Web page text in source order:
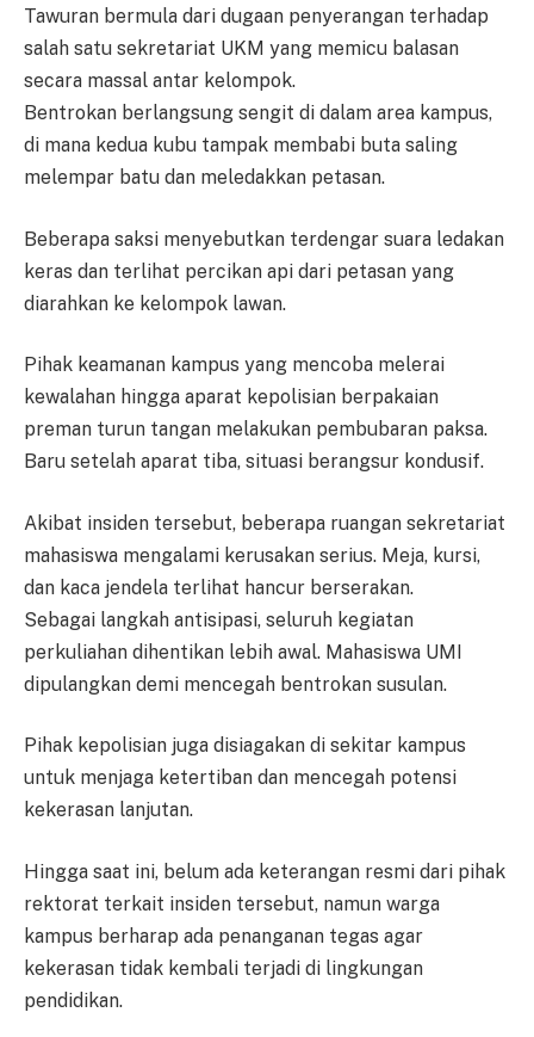
Tawuran bermula dari dugaan penyerangan terhadap
salah satu sekretariat UKM yang memicu balasan
secara massal antar kelompok.
Bentrokan berlangsung sengit di dalam area kampus,
di mana kedua kubu tampak membabi buta saling
melempar batu dan meledakkan petasan.
Beberapa saksi menyebutkan terdengar suara ledakan
keras dan terlihat percikan api dari petasan yang
diarahkan ke kelompok lawan.
Pihak keamanan kampus yang mencoba melerai
kewalahan hingga aparat kepolisian berpakaian
preman turun tangan melakukan pembubaran paksa.
Baru setelah aparat tiba, situasi berangsur kondusif.
Akibat insiden tersebut, beberapa ruangan sekretariat
mahasiswa mengalami kerusakan serius. Meja, kursi,
dan kaca jendela terlihat hancur berserakan.
Sebagai langkah antisipasi, seluruh kegiatan
perkuliahan dihentikan lebih awal. Mahasiswa UMI
dipulangkan demi mencegah bentrokan susulan.
Pihak kepolisian juga disiagakan di sekitar kampus
untuk menjaga ketertiban dan mencegah potensi
kekerasan lanjutan.
Hingga saat ini, belum ada keterangan resmi dari pihak
rektorat terkait insiden tersebut, namun warga
kampus berharap ada penanganan tegas agar
kekerasan tidak kembali terjadi di lingkungan
pendidikan.